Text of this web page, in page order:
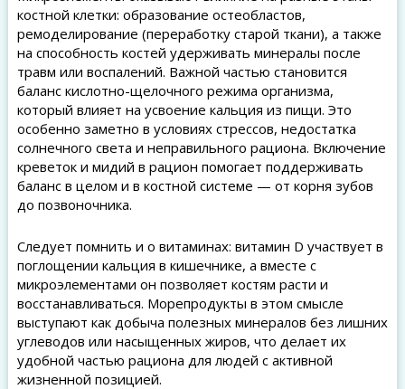
костной клетки: образование остеобластов,
ремоделирование (переработку старой ткани), а также
на способность костей удерживать минералы после
травм или воспалений. Важной частью становится
баланс кислотно-щелочного режима организма,
который влияет на усвоение кальция из пищи. Это
особенно заметно в условиях стрессов, недостатка
солнечного света и неправильного рациона. Включение
креветок и мидий в рацион помогает поддерживать
баланс в целом и в костной системе — от корня зубов
до позвоночника.
Следует помнить и о витаминах: витамин D участвует в
поглощении кальция в кишечнике, а вместе с
микроэлементами он позволяет костям расти и
восстанавливаться. Морепродукты в этом смысле
выступают как добыча полезных минералов без лишних
углеводов или насыщенных жиров, что делает их
удобной частью рациона для людей с активной
жизненной позицией.